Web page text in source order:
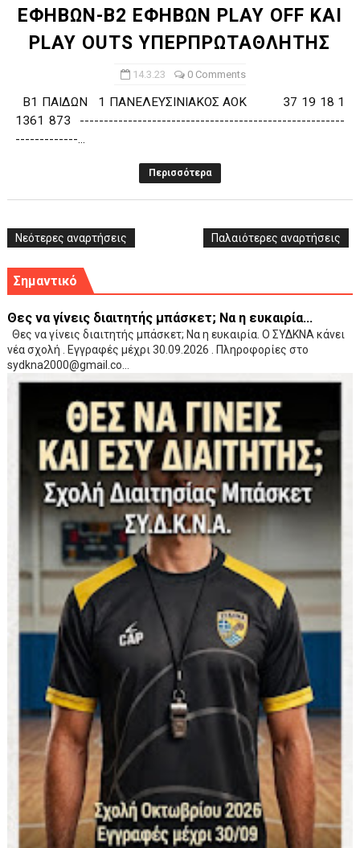
ΕΦΗΒΩΝ-Β2 ΕΦΗΒΩΝ PLAY OFF ΚΑΙ
PLAY OUTS ΥΠΕΡΠΡΩΤΑΘΛΗΤΗΣ
14.3.23 0 Comments
Β1 ΠΑΙΔΩΝ 1 ΠΑΝΕΛΕΥΣΙΝΙΑΚΟΣ ΑΟΚ 37 19 18 1
1361 873 -------------------------------------------------------
-------------...
Περισσότερα
Νεότερες αναρτήσεις Παλαιότερες αναρτήσεις
Σημαντικό
Θες να γίνεις διαιτητής μπάσκετ; Να η ευκαιρία...
Θες να γίνεις διαιτητής μπάσκετ; Να η ευκαιρία. Ο ΣΥΔΚΝΑ κάνει
νέα σχολή . Εγγραφές μέχρι 30.09.2026 . Πληροφορίες στο
sydkna2000@gmail.co...